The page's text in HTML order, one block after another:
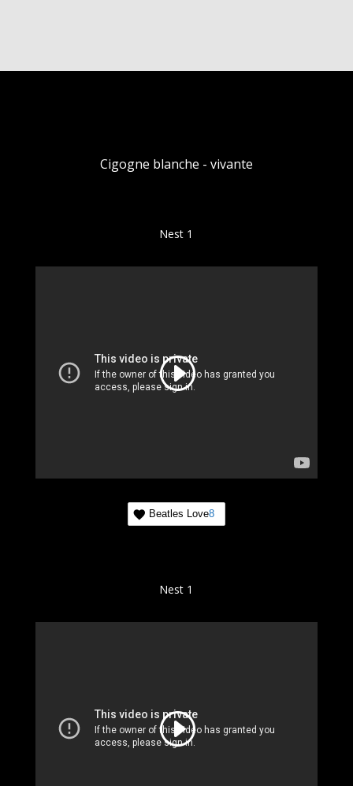
Cigogne blanche - vivante
Nest 1
Beatles Love8
Nest 1